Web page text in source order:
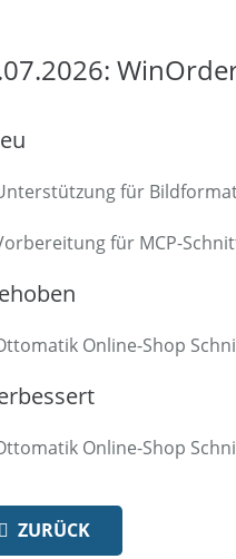
für
für MCP-
Online-Shop
Online-Shop
ZURÜCK